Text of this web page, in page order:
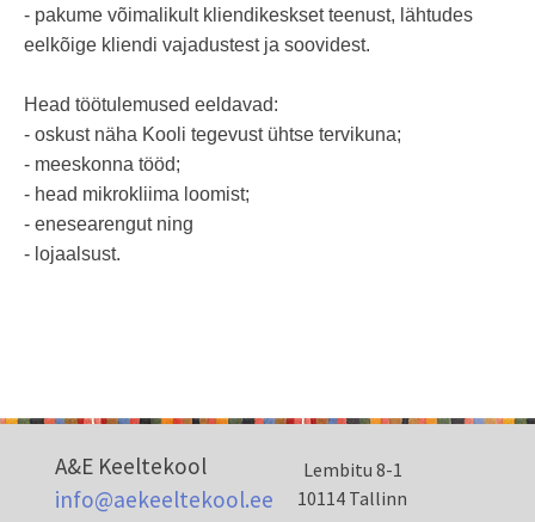
- pakume võimalikult kliendikeskset teenust, lähtudes
eelkõige kliendi vajadustest ja soovidest.
Head töötulemused eeldavad:
- oskust näha Kooli tegevust ühtse tervikuna;
- meeskonna tööd;
- head mikrokliima loomist;
- enesearengut ning
- lojaalsust.
A&E Keeltekool
info@aekeeltekool.ee
Lembitu 8-1
10114 Tallinn